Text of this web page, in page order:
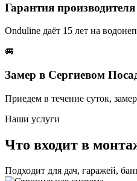
Гарантия производителя
Onduline даёт 15 лет на
🚐
Замер в Сергиевом
Приедем в течение суток,
Наши услуги
Что входит в
Подходит для дач, гаражей,